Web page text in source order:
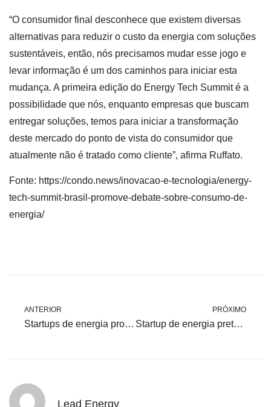
“O consumidor final desconhece que existem diversas
alternativas para reduzir o custo da energia com soluções
sustentáveis, então, nós precisamos mudar esse jogo e
levar informação é um dos caminhos para iniciar esta
mudança. A primeira edição do Energy Tech Summit é a
possibilidade que nós, enquanto empresas que buscam
entregar soluções, temos para iniciar a transformação
deste mercado do ponto de vista do consumidor que
atualmente não é tratado como cliente”, afirma Ruffato.
Fonte: https://condo.news/inovacao-e-tecnologia/energy-
tech-summit-brasil-promove-debate-sobre-consumo-de-
energia/
ANTERIOR
Startups de energia promovem conscientização sobre o setor através de evento em São Paulo
PRÓXIMO
Startup de energia pretende reduzir conta dos brasileiros em R$ 1 bilhão até 2027
Lead Energy